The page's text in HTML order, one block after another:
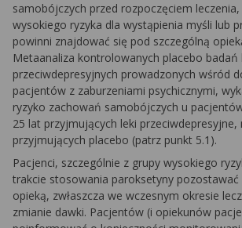
samobójczych przed rozpoczęciem
wysokiego ryzyka dla wystąpienia myśli lub
powinni znajdować się pod szczególną
Metaanaliza kontrolowanych placebo badań
przeciwdepresyjnych prowadzonych wśród
pacjentów z zaburzeniami psychicznymi,
ryzyko zachowań samobójczych u
25 lat przyjmujących leki
przyjmujących placebo (patrz punkt 5.1).
Pacjenci, szczególnie z grupy wysokiego
trakcie stosowania paroksetyny pozostawać
opieką, zwłaszcza we wczesnym okresie
zmianie dawki. Pacjentów (i opiekunów